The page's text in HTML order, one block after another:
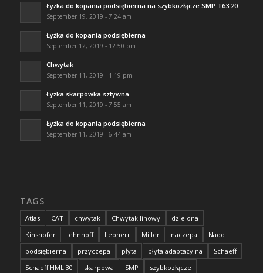
Łyżka do kopania podsiębierna na szybkozłącze SMP T63.20
September 19, 2019 - 7:24 am
Łyżka do kopania podsiębierna
September 12, 2019 - 12:50 pm
Chwytak
September 11, 2019 - 1:19 pm
Łyżka skarpówka sztywna
September 11, 2019 - 7:55 am
Łyżka do kopania podsiębierna
September 11, 2019 - 6:44 am
TAGS
Atlas CAT chwytak Chwytak linowy
dzielona
Kinshofer
lehnhoff liebherr Miller naczepa
Nado
podsiębierna
przyczepa płyta płyta adaptacyjna
Schaeff
Schaeff HML 30
skarpowa SMP
szybkozłącze